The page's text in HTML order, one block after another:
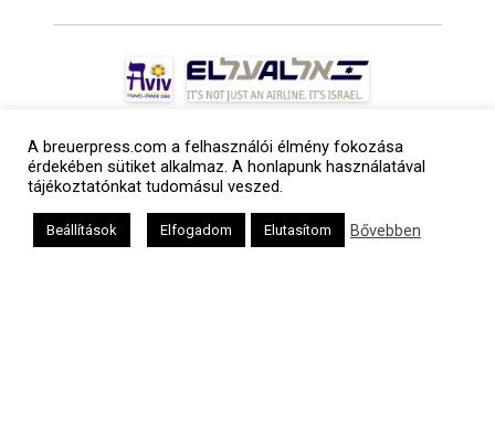
A breuerpress.com a felhasználói élmény fokozása
érdekében sütiket alkalmaz. A honlapunk használatával
tájékoztatónkat tudomásul veszed.
Beállítások Elfogadom Elutasítom Bővebben